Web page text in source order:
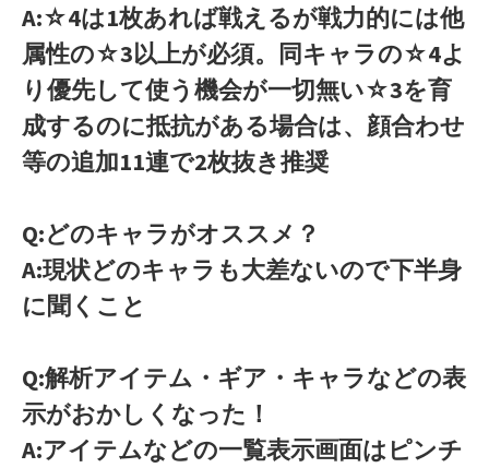
A:☆4は1枚あれば戦えるが戦力的には他
属性の☆3以上が必須。同キャラの☆4よ
り優先して使う機会が一切無い☆3を育
成するのに抵抗がある場合は、顔合わせ
等の追加11連で2枚抜き推奨
Q:どのキャラがオススメ？
A:現状どのキャラも大差ないので下半身
に聞くこと
Q:解析アイテム・ギア・キャラなどの表
示がおかしくなった！
A:アイテムなどの一覧表示画面はピンチ